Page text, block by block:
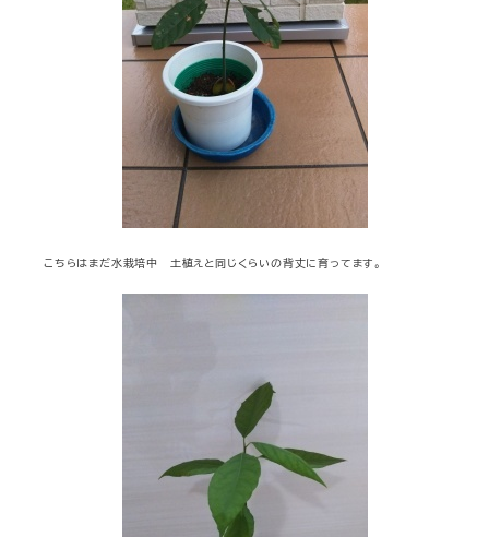
こちらはまだ水栽培中 土植えと同じくらいの背丈に育ってます。